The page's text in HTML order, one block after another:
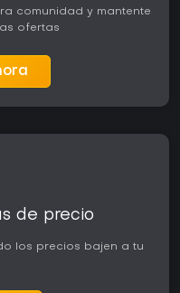
comunidad y mantente
ofertas
de precio
los precios bajen a tu